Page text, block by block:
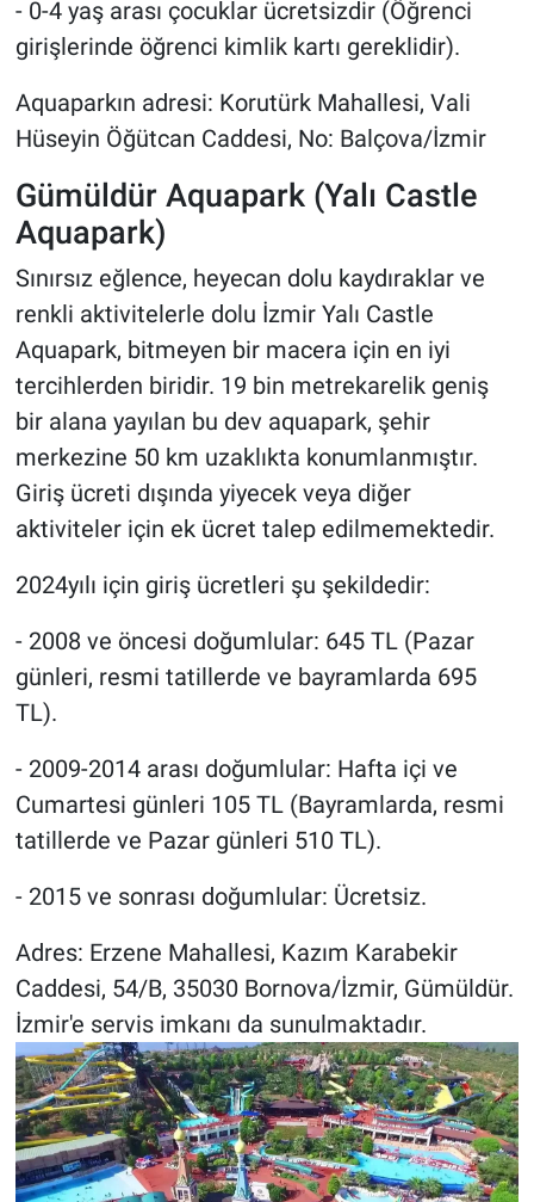
- 0-4 yaş arası çocuklar ücretsizdir (Öğrenci
girişlerinde öğrenci kimlik kartı gereklidir).
Aquaparkın adresi: Korutürk Mahallesi, Vali
Hüseyin Öğütcan Caddesi, No: Balçova/İzmir
Gümüldür Aquapark (Yalı Castle
Aquapark)
Sınırsız eğlence, heyecan dolu kaydıraklar ve
renkli aktivitelerle dolu İzmir Yalı Castle
Aquapark, bitmeyen bir macera için en iyi
tercihlerden biridir. 19 bin metrekarelik geniş
bir alana yayılan bu dev aquapark, şehir
merkezine 50 km uzaklıkta konumlanmıştır.
Giriş ücreti dışında yiyecek veya diğer
aktiviteler için ek ücret talep edilmemektedir.
2024yılı için giriş ücretleri şu şekildedir:
- 2008 ve öncesi doğumlular: 645 TL (Pazar
günleri, resmi tatillerde ve bayramlarda 695
TL).
- 2009-2014 arası doğumlular: Hafta içi ve
Cumartesi günleri 105 TL (Bayramlarda, resmi
tatillerde ve Pazar günleri 510 TL).
- 2015 ve sonrası doğumlular: Ücretsiz.
Adres: Erzene Mahallesi, Kazım Karabekir
Caddesi, 54/B, 35030 Bornova/İzmir, Gümüldür.
İzmir'e servis imkanı da sunulmaktadır.